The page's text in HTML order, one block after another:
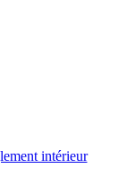
intérieur